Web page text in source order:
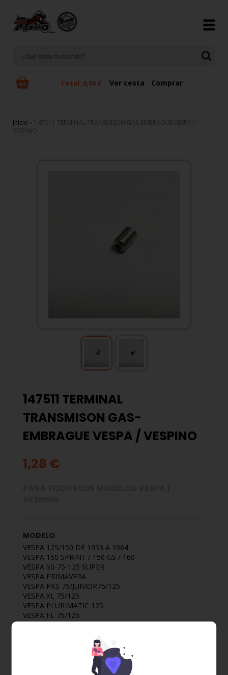
Total: 0,00 € Ver cesta Comprar
Se encuentra usted aquí
Inicio » 147511 TERMINAL TRANSMISON GAS-EMBRAGUE VESPA /
VESPINO
147511 TERMINAL
TRANSMISON GAS-
EMBRAGUE VESPA / VESPINO
1,28 €
MODELO:
VESPA 125/150 DE 1953 A 1964
VESPA 150 SPRINT / 150 GS / 160
VESPA 50-75-125 SUPER
VESPA PRIMAVERA
VESPA PKS 75/JUNIOR75/125
VESPA XL 75/125
VESPA PLURIMATIC 125
VESPA FL 75/125